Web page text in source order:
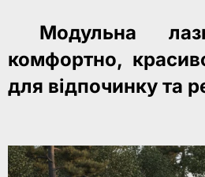
Модульна
комфортно,
для відпочинку та